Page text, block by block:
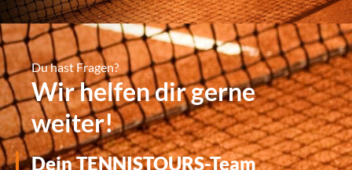
Du hast Fragen?
Wir helfen dir gerne
weiter!
Dein TENNISTOURS-Team